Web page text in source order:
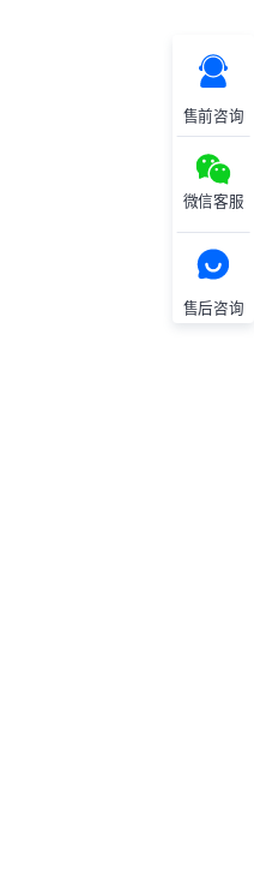
售前咨询
微信客服
售后咨询